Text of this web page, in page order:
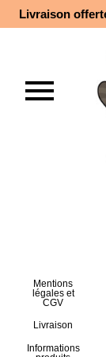
Livraison
Mentions
légales et
CGV
Livraison
Informations